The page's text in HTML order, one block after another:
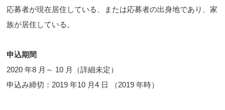
応募者が現在居住している、または応募者の出身地であり、家
族が居住している。
申込期間
2020 年8 月～ 10 月（詳細未定）
申込み締切：2019 年10 月4 日 （2019 年時）